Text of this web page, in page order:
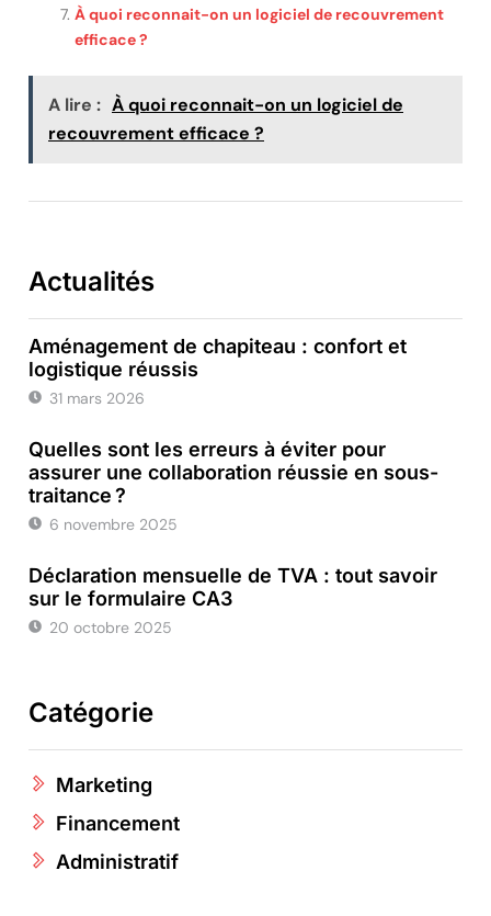
À quoi reconnait-on un logiciel de recouvrement
efficace ?
A lire : À quoi reconnait-on un logiciel de
recouvrement efficace ?
Actualités
Aménagement de chapiteau : confort et
logistique réussis
31 mars 2026
Quelles sont les erreurs à éviter pour
assurer une collaboration réussie en sous-
traitance ?
6 novembre 2025
Déclaration mensuelle de TVA : tout savoir
sur le formulaire CA3
20 octobre 2025
Catégorie
Marketing
Financement
Administratif